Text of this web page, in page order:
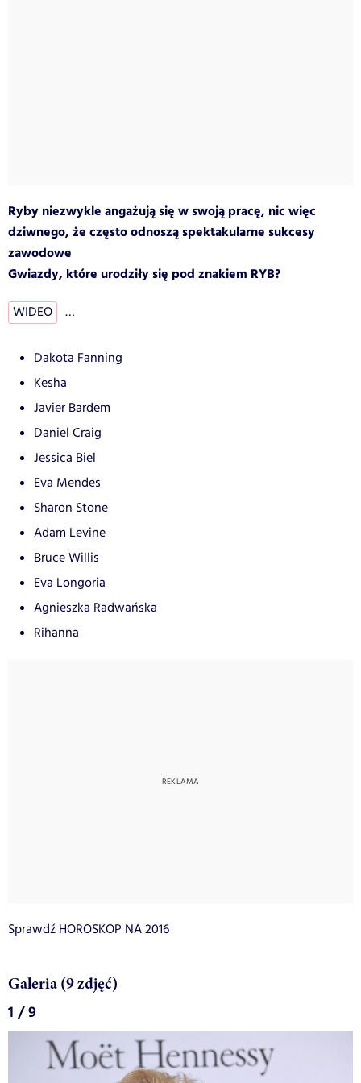
Ryby niezwykle angażują się w swoją pracę, nic więc
dziwnego, że często odnoszą spektakularne sukcesy
zawodowe
Gwiazdy, które urodziły się pod znakiem RYB?
WIDEO …
Dakota Fanning
Kesha
Javier Bardem
Daniel Craig
Jessica Biel
Eva Mendes
Sharon Stone
Adam Levine
Bruce Willis
Eva Longoria
Agnieszka Radwańska
Rihanna
Sprawdź HOROSKOP NA 2016
Galeria (9 zdjęć)
1 / 9